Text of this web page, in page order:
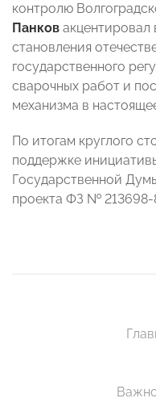
контролю
Панков
становления
государственного
сварочных работ и
механизма в
По итогам круглого
поддержке
Государственной
проекта ФЗ № 213698-